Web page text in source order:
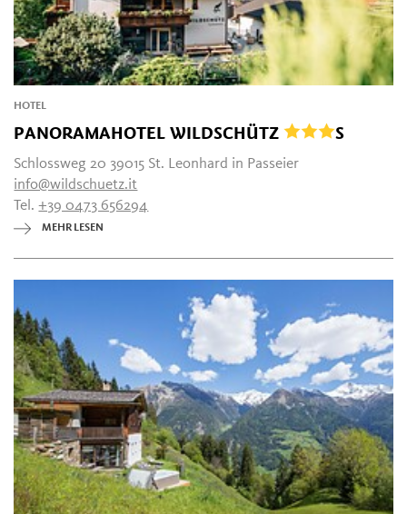
HOTEL
PANORAMAHOTEL WILDSCHÜTZ S
Schlossweg 20 39015 St. Leonhard in Passeier
info@wildschuetz.it
Tel.+39 0473 656294
MEHR LESEN